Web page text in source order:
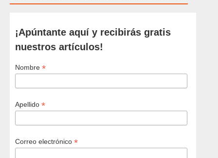
¡Apúntante aquí y recibirás gratis
nuestros artículos!
Nombre*
Apellido*
Correo electrónico*